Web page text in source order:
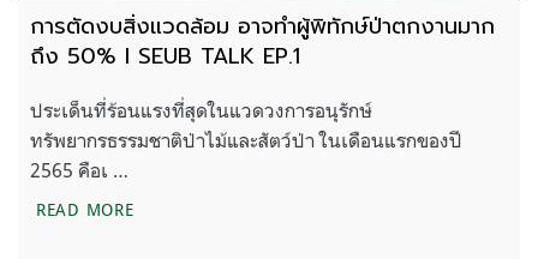
การตัดงบสิ่งแวดล้อม อาจทำผู้พิทักษ์ป่าตกงานมาก
ถึง 50% l SEUB TALK EP.1
ประเด็นที่ร้อนแรงที่สุดในแวดวงการอนุรักษ์
ทรัพยากรธรรมชาติป่าไม้และสัตว์ป่า ในเดือนแรกของปี
2565 คือเ …
READ MOREการตัดงบสิ่งแวดล้อม อาจทำผู้พิทักษ์ป่าตกงานมากถึง